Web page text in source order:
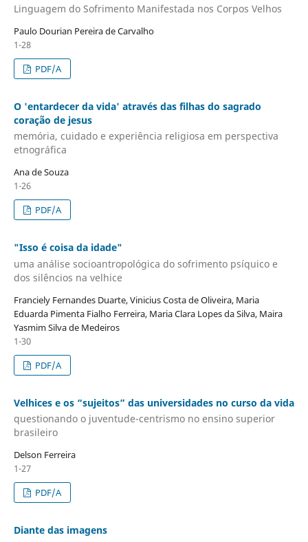
Linguagem do Sofrimento Manifestada nos Corpos Velhos
Paulo Dourian Pereira de Carvalho
1-28
PDF/A
O 'entardecer da vida' através das filhas do sagrado
coração de jesus
memória, cuidado e experiência religiosa em perspectiva
etnográfica
Ana de Souza
1-26
PDF/A
"Isso é coisa da idade"
uma análise socioantropológica do sofrimento psíquico e
dos silêncios na velhice
Franciely Fernandes Duarte, Vinicius Costa de Oliveira, Maria
Eduarda Pimenta Fialho Ferreira, Maria Clara Lopes da Silva, Maira
Yasmim Silva de Medeiros
1-30
PDF/A
Velhices e os “sujeitos” das universidades no curso da vida
questionando o juventude-centrismo no ensino superior
brasileiro
Delson Ferreira
1-27
PDF/A
Diante das imagens